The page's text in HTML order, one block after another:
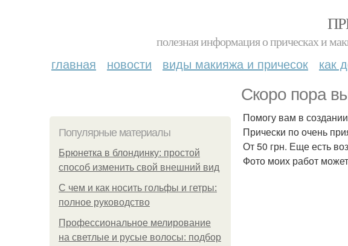
полезная информация о прическах и
главная новости виды макияжа и причесок как
Скоро пора
Популярные материалы
Брюнетка в блондинку: простой
способ изменить свой внешний вид
С чем и как носить гольфы и гетры:
полное руководство
Профессиональное мелирование
на светлые и русые волосы: подбор
Помогу вам в
Прически по очень
От 50 грн. Еще есть
Фото моих работ